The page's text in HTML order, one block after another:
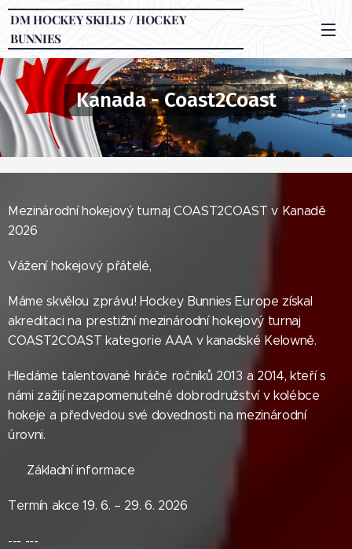
DM HOCKEY SKILLS / HOCKEY
BUNNIES
Kanada - Coast2Coast
Mezinárodní hokejový turnaj COAST2COAST v Kanadě
2026
Vážení hokejový přátelé,
Máme skvělou zprávu! Hockey Bunnies Europe získal
akreditaci na prestižní mezinárodní hokejový turnaj
COAST2COAST kategorie AAA v kanadské Kelowně.
Hledáme talentované hráče ročníků 2013 a 2014, kteří s
námi zažijí nezapomenutelné dobrodružství v kolébce
hokeje a předvedou své dovednosti na mezinárodní
úrovni.
🏒 Základní informace
Termín akce 19. 6. – 29. 6. 2026
--- ---